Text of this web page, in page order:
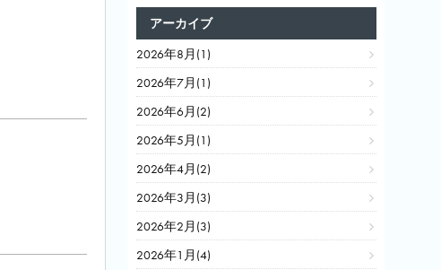
アーカイブ
2026年8月(1)
2026年7月(1)
2026年6月(2)
2026年5月(1)
2026年4月(2)
2026年3月(3)
2026年2月(3)
2026年1月(4)